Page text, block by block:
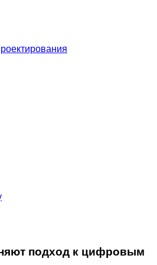
подход к цифровым